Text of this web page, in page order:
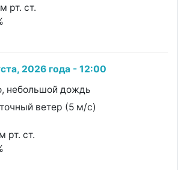
рт. ст.
2026 года - 12:00
небольшой дождь
ветер (5 м/с)
рт. ст.